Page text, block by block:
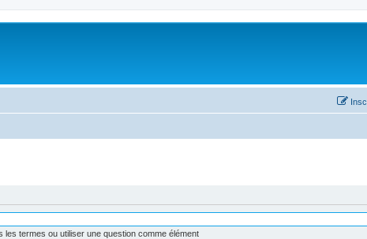
les termes ou utiliser une question comme élément